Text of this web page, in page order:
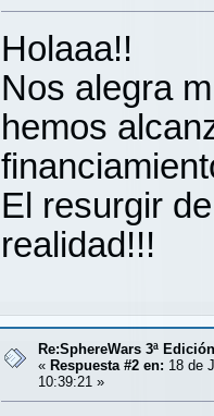
Holaaa!!
Nos alegra
hemos
El resurgir
realidad!!!
Re:SphereWars 3ª
« Respuesta #2 en: 18 de
10:39:21 »